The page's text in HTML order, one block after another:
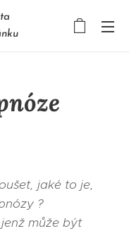
jaké to je,
hypnózy ?
jenž může být